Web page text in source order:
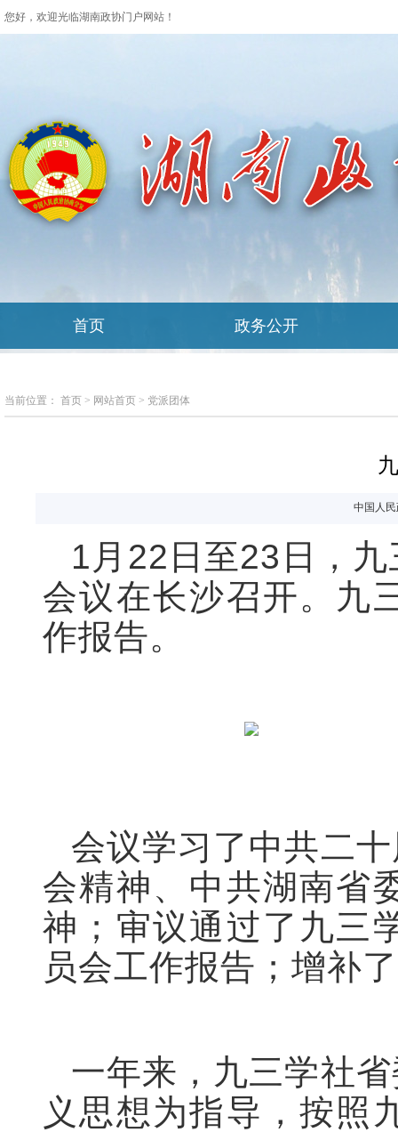
您好，欢迎光临湖南政协门户网站！
首页 政务公开
当前位置： 首页 > 网站首页 > 党派团体
中国人
1月22日至23日，
会议在长沙召开。九
作报告。
会议学习了中共二
会精神、中共湖南省
神；审议通过了九三
员会工作报告；增补
一年来，九三学社
义思想为指导，按照